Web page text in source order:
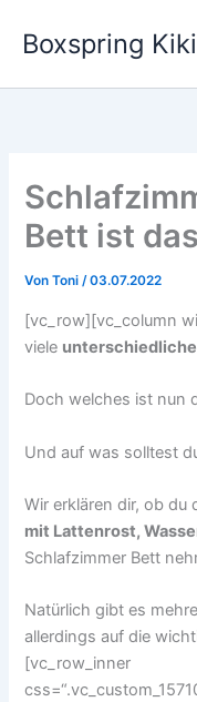
InhaltBoxspring Kiki
Bett ist
VonToni/03.07.2022
[vc_row][vc_column
viele
Doch welches ist nun
Und auf was solltest
Wir erklären dir, ob du
mit Lattenrost,
Schlafzimmer Bett
Natürlich gibt es
allerdings auf die
[vc_row_inner